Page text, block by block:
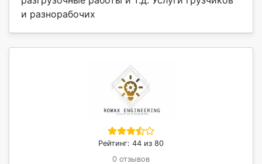
и разнорабочих
Рейтинг: 44 из 80
0 отзывов